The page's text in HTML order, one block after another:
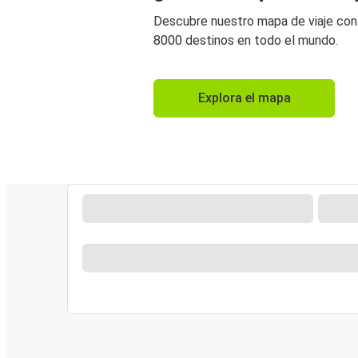
Descubre nuestro mapa de viaje
8000 destinos en todo el mundo.
Explora el mapa